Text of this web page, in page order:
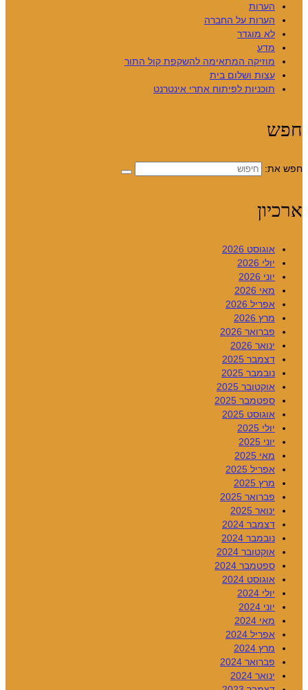
הערות
הערות על החברה
לא מוגדר
מדע
מוזיקה המתאימה להשקפת קול התור
עצות ושלום בית
תוכניות לפיתוח אתרי אינטרנט
חפש
חפש את:
ארכיון
אוגוסט 2026
יולי 2026
יוני 2026
מאי 2026
אפריל 2026
מרץ 2026
פברואר 2026
ינואר 2026
דצמבר 2025
נובמבר 2025
אוקטובר 2025
ספטמבר 2025
אוגוסט 2025
יולי 2025
יוני 2025
מאי 2025
אפריל 2025
מרץ 2025
פברואר 2025
ינואר 2025
דצמבר 2024
נובמבר 2024
אוקטובר 2024
ספטמבר 2024
אוגוסט 2024
יולי 2024
יוני 2024
מאי 2024
אפריל 2024
מרץ 2024
פברואר 2024
ינואר 2024